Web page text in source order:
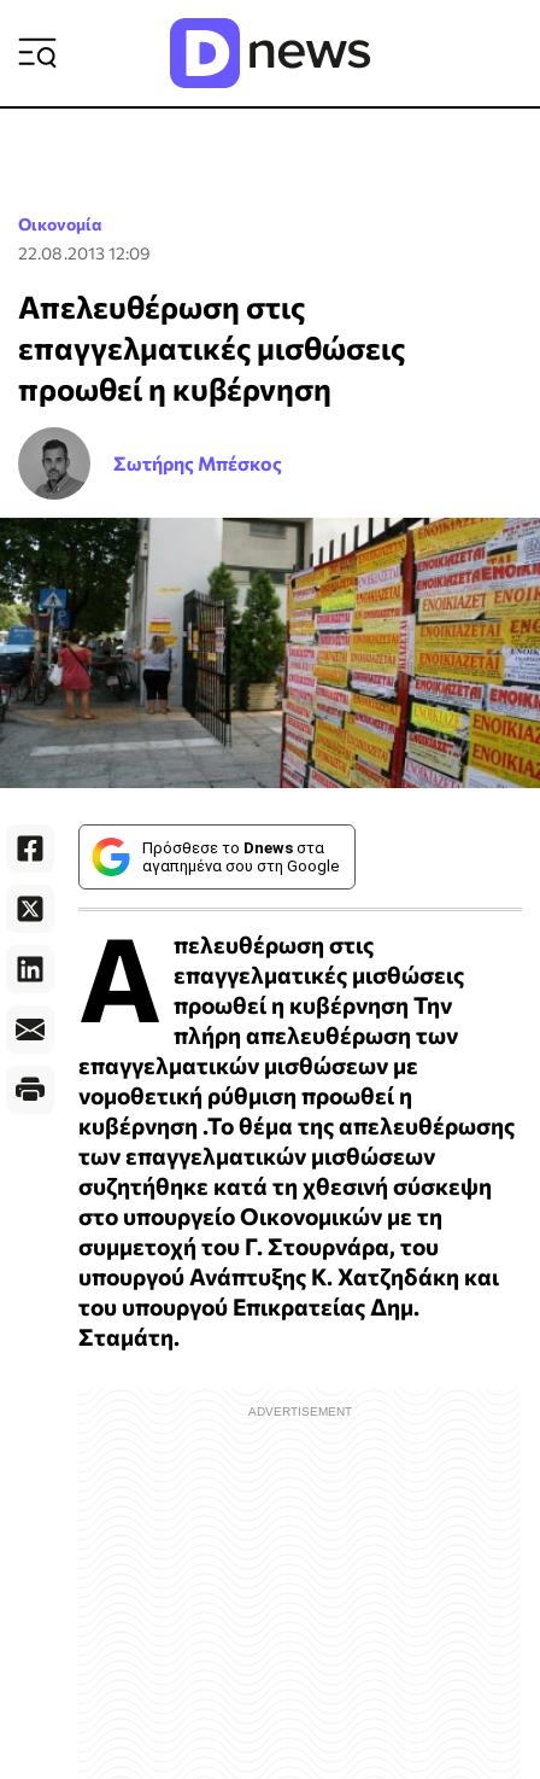
Οικονομία
22.08.2013 12:09
Απελευθέρωση στις
επαγγελματικές μισθώσεις
προωθεί η κυβέρνηση
Σωτήρης Μπέσκος
Πρόσθεσε το Dnews στα
αγαπημένα σου στη Google
Α πελευθέρωση στις
επαγγελματικές μισθώσεις
προωθεί η κυβέρνηση Την
πλήρη απελευθέρωση των
επαγγελματικών μισθώσεων με
νομοθετική ρύθμιση προωθεί η
κυβέρνηση .Το θέμα της απελευθέρωσης
των επαγγελματικών μισθώσεων
συζητήθηκε κατά τη χθεσινή σύσκεψη
στο υπουργείο Οικονομικών με τη
συμμετοχή του Γ. Στουρνάρα, του
υπουργού Ανάπτυξης Κ. Χατζηδάκη και
του υπουργού Επικρατείας Δημ.
Σταμάτη.